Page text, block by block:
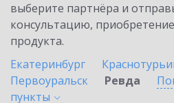
выберите партнёра и
консультацию,
продукта.
Екатеринбург
Первоуральск
Ревда
пункты